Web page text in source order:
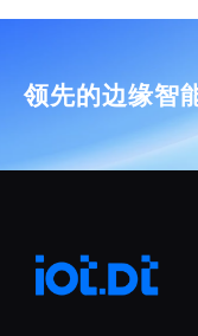
领先的边缘智